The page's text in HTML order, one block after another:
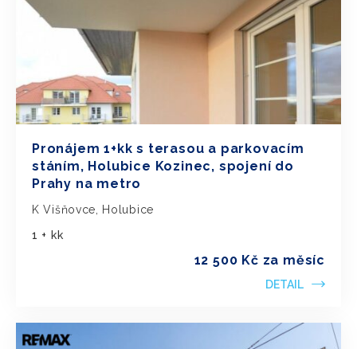
Pronájem 1+kk s terasou a parkovacím
stáním, Holubice Kozinec, spojení do
Prahy na metro
K Višňovce, Holubice
1 + kk
12 500 Kč za měsíc
DETAIL